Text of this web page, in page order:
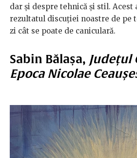
dar și despre tehnică și stil. Acest
rezultatul discuției noastre de pe
zi cât se poate de caniculară.
Sabin Bălașa, Județul
Epoca Nicolae